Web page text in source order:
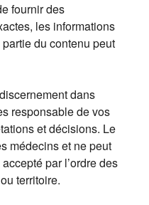
fournir des
les informations
du contenu peut
dans
responsable de vos
et décisions. Le
médecins et ne peut
par l’ordre des
territoire.